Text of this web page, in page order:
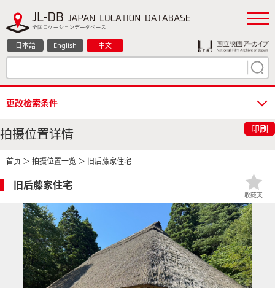
日本語 English 中文
更改检索条件
拍摄位置详情 印刷
首页 ＞ 拍摄位置一览 ＞ 旧后藤家住宅
旧后藤家住宅
收藏夹